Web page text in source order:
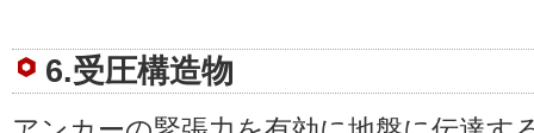
6.受圧構造物